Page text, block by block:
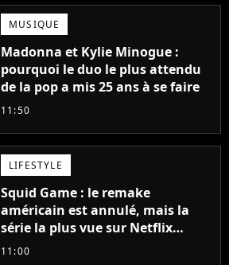
MUSIQUE
Madonna et Kylie Minogue :
pourquoi le duo le plus attendu
de la pop a mis 25 ans à se faire
11:50
LIFESTYLE
Squid Game : le remake
américain est annulé, mais la
série la plus vue sur Netflix
pourrait avoir une version
11:00